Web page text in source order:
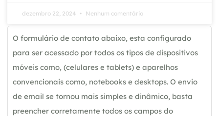
dezembro 22, 2024 Nenhum comentário
O formulário de contato abaixo, esta configurado
para ser acessado por todos os tipos de dispositivos
móveis como, (celulares e tablets) e aparelhos
convencionais como, notebooks e desktops. O envio
de email se tornou mais simples e dinâmico, basta
preencher corretamente todos os campos do